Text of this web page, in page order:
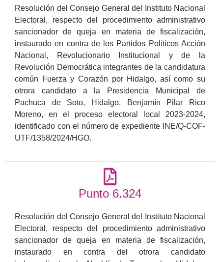
Resolución del Consejo General del Instituto Nacional
Electoral, respecto del procedimiento administrativo
sancionador de queja en materia de fiscalización,
instaurado en contra de los Partidos Políticos Acción
Nacional, Revolucionario Institucional y de la
Revolución Democrática integrantes de la candidatura
común Fuerza y Corazón por Hidalgo, así como su
otrora candidato a la Presidencia Municipal de
Pachuca de Soto, Hidalgo, Benjamín Pilar Rico
Moreno, en el proceso electoral local 2023-2024,
identificado con el número de expediente INE/Q-COF-
UTF/1358/2024/HGO.
Punto 6.324
Resolución del Consejo General del Instituto Nacional
Electoral, respecto del procedimiento administrativo
sancionador de queja en materia de fiscalización,
instaurado en contra del otrora candidato